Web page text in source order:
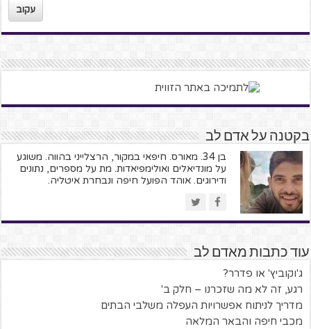
עקוב
בקטנה על אדם לב
בן 34. מאורס. חיפאי במקור, הרצלייני בהווה. משוגע
על מונדיאלים ואולימפיאדות. מת על מספרים, נתונים
ודירוגים. אוהד הפועל חיפה ונבחרת איטליה.
עוד כתבות מאדם לב
ג'וקוביץ' או פדרר?
רגע, זה לא מה שזכרנו – חלק ב'
מדריך לניתוח אפשרויות העפלה משלבי הבתים
מכבי חיפה והבאר המלאה